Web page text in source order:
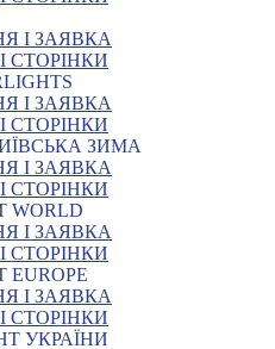
І ЗАЯВКА
СТОРІНКИ
І ЗАЯВКА
СТОРІНКИ
ЗИМА
І ЗАЯВКА
СТОРІНКИ
WORLD
І ЗАЯВКА
СТОРІНКИ
EUROPE
І ЗАЯВКА
СТОРІНКИ
УКРАЇНИ